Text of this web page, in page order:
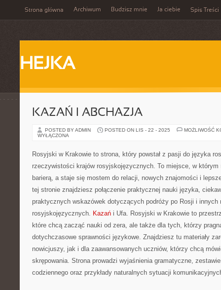
Strona główna Archiwum Budzisz mnie Ja ciebie Spis Treści
HEJKA
KAZAŃ I ABCHAZJA
POSTED BY ADMIN POSTED ON LIS - 22 - 2025
MOŻLIWOŚĆ
WYŁĄCZONA
Rosyjski w Krakowie to strona, który powstał z pasji do języka
rzeczywistości krajów rosyjskojęzycznych. To miejsce, w
barierą, a staje się mostem do relacji, nowych znajomości i
tej stronie znajdziesz połączenie praktycznej nauki języka,
praktycznych wskazówek dotyczących podróży po Rosji i innych
rosyjskojęzycznych. Kazań i Ufa. Rosyjski w Krakowie to
które chcą zacząć nauki od zera, ale także dla tych, którzy
dotychczasowe sprawności językowe. Znajdziesz tu materiały
nowicjuszy, jak i dla zaawansowanych uczniów, którzy chcą
skrępowania. Strona prowadzi wyjaśnienia gramatyczne,
codziennego oraz przykłady naturalnych sytuacji